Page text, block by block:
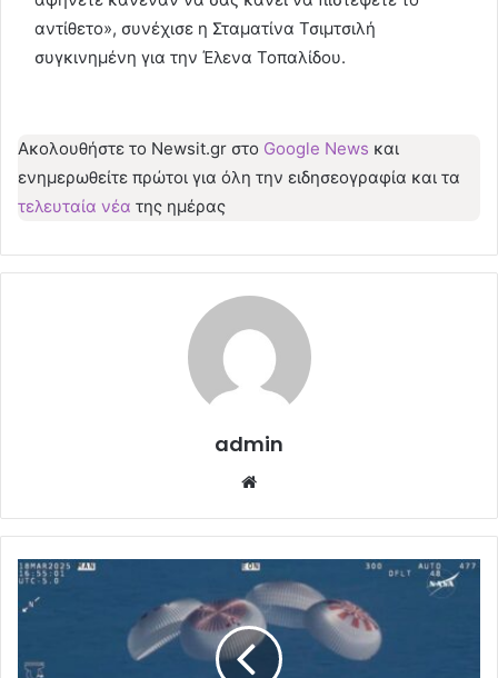
αντίθετο», συνέχισε η Σταματίνα Τσιμτσιλή
συγκινημένη για την Έλενα Τοπαλίδου.
Ακολουθήστε το Νewsit.gr στο Google News και
ενημερωθείτε πρώτοι για όλη την ειδησεογραφία και τα
τελευταία νέα της ημέρας
admin